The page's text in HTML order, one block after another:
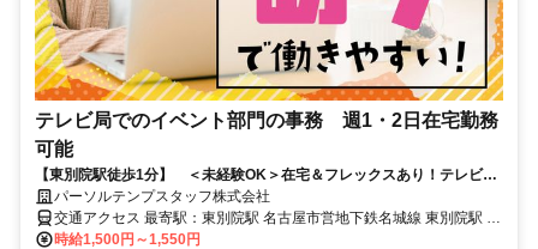
テレビ局でのイベント部門の事務 週1・2日在宅勤務
可能
【東別院駅徒歩1分】 ＜未経験OK＞在宅＆フレックスあり！テレビ局
で楽しくはたらこう
パーソルテンプスタッフ株式会社
交通アクセス 最寄駅：東別院駅 名古屋市営地下鉄名城線 東別院駅 徒
歩1分 ＪＲ東海道本線(熱海－米原) 金山(愛知県)駅 徒歩9分 駅を出た
時給1,500円～1,550円